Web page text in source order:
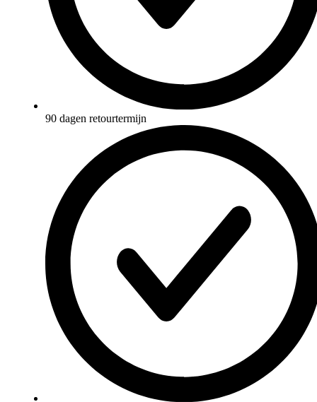
90 dagen retourtermijn